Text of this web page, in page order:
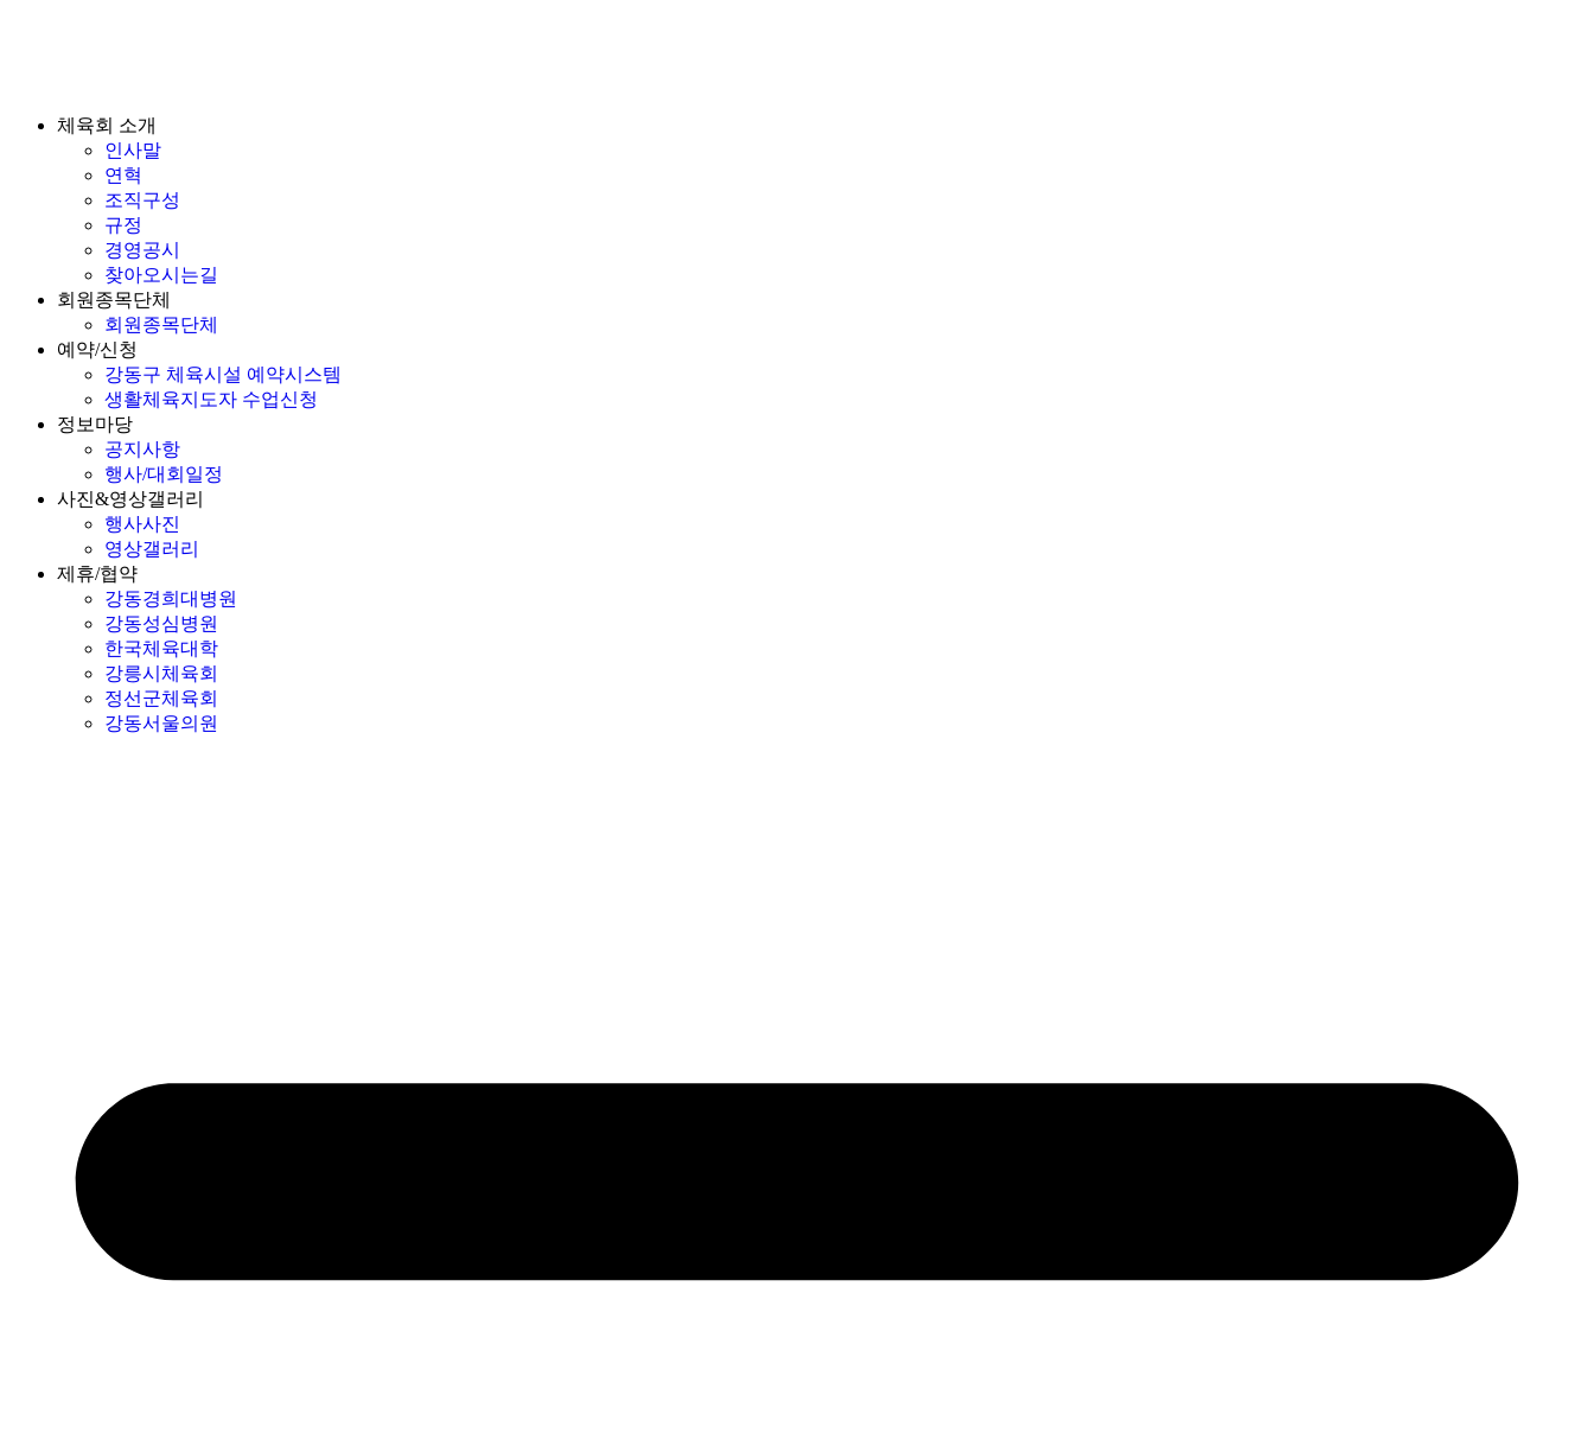
체육회 소개
인사말
연혁
조직구성
규정
경영공시
찾아오시는길
회원종목단체
회원종목단체
예약/신청
강동구 체육시설 예약시스템
생활체육지도자 수업신청
정보마당
공지사항
행사/대회일정
사진&영상갤러리
행사사진
영상갤러리
제휴/협약
강동경희대병원
강동성심병원
한국체육대학
강릉시체육회
정선군체육회
강동서울의원